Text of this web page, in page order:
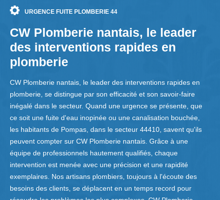
URGENCE FUITE PLOMBERIE 44
CW Plomberie nantais, le leader
des interventions rapides en
plomberie
CW Plomberie nantais, le leader des interventions rapides en
plomberie, se distingue par son efficacité et son savoir-faire
inégalé dans le secteur. Quand une urgence se présente, que
ce soit une fuite d'eau inopinée ou une canalisation bouchée,
les habitants de Pompas, dans le secteur 44410, savent qu'ils
peuvent compter sur CW Plomberie nantais. Grâce à une
équipe de professionnels hautement qualifiés, chaque
intervention est menée avec une précision et une rapidité
exemplaires. Nos artisans plombiers, toujours à l'écoute des
besoins des clients, se déplacent en un temps record pour